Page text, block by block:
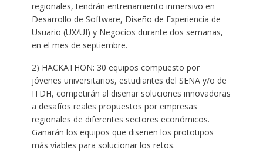
regionales, tendrán entrenamiento inmersivo en
Desarrollo de Software, Diseño de Experiencia de
Usuario (UX/UI) y Negocios durante dos semanas,
en el mes de septiembre.
2) HACKATHON: 30 equipos compuesto por
jóvenes universitarios, estudiantes del SENA y/o de
ITDH, competirán al diseñar soluciones innovadoras
a desafíos reales propuestos por empresas
regionales de diferentes sectores económicos.
Ganarán los equipos que diseñen los prototipos
más viables para solucionar los retos.